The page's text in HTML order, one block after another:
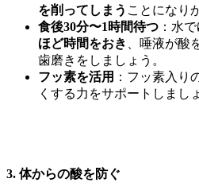
を削ってしまう ことになり
食後30分〜1時間待つ ：水
ほど時間をおき
、唾液が酸
歯磨きをしましょう。
フッ素を活用 ：フッ素入り
くする力をサポートしまし
3. 体からの酸を防ぐ